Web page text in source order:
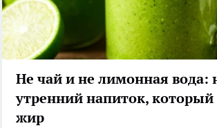
Не чай и не лимонная вода:
утренний напиток, который
жир